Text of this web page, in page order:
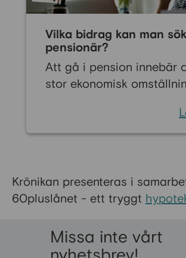
Vilka bidrag kan man
pensionär?
Att gå i pension innebär
stor ekonomisk
den regelbundna lönen
mot pension. Men det
en tryggare vardag som
pensionär. Vissa stöd är
andra kan sökas av alla
låga inkomster eller höga
Krönikan presenteras i
60pluslånet - ett tryggt
Missa inte vårt